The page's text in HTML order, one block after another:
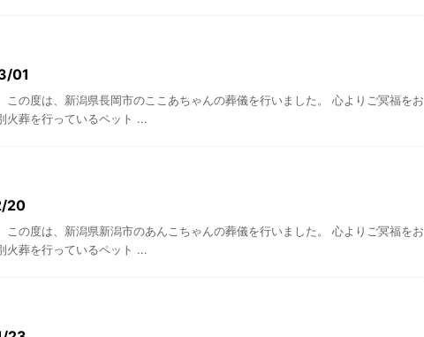
01
の度は、新潟県長岡市のここあちゃんの葬儀を行いました。 心よりご冥福をお
火葬を行っているペット ...
20
の度は、新潟県新潟市のあんこちゃんの葬儀を行いました。 心よりご冥福をお
火葬を行っているペット ...